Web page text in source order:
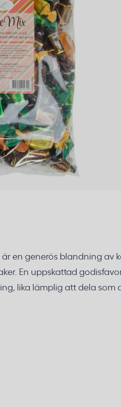
en generös blandning av
En uppskattad
lika lämplig att dela som
vilket gör skålen lika